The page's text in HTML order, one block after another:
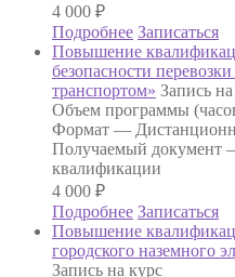
4 000 ₽
Подробнее Записаться
Повышение
безопасности
транспортом» Запись
Объем программы
Формат —
Получаемый документ
квалификации
4 000 ₽
Подробнее Записаться
Повышение
городского наземного
Запись на курс